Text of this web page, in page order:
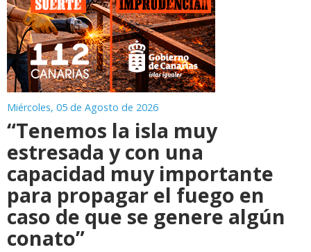
Miércoles, 05 de Agosto de 2026
“Tenemos la isla muy
estresada y con una
capacidad muy importante
para propagar el fuego en
caso de que se genere algún
conato”